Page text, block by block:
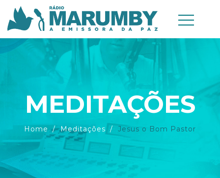
MEDITAÇÕES
Home Meditações Jesus o Bom Pastor